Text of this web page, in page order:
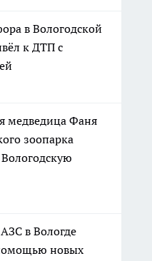
в Вологодской
к ДТП с
медведица Фаня
зоопарка
в Вологде
новых